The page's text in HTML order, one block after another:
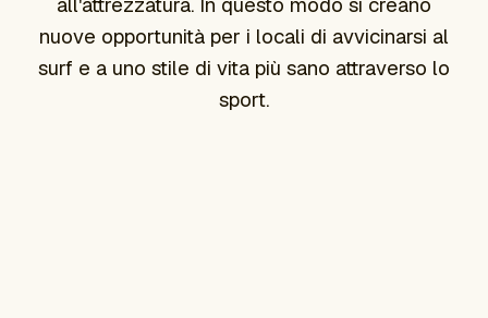
nuove opportunità per i locali di avvicinarsi al
surf e a uno stile di vita più sano attraverso lo
sport.